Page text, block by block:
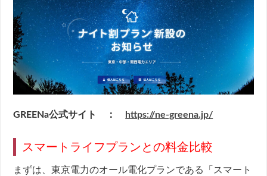
GREENa公式サイト ： https://ne-greena.jp/
スマートライフプランとの料金比較
まずは、東京電力のオール電化プランである「スマート